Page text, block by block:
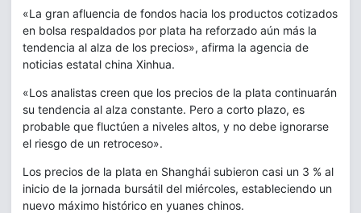
«La gran afluencia de fondos hacia los productos cotizados
en bolsa respaldados por plata ha reforzado aún más la
tendencia al alza de los precios», afirma la agencia de
noticias estatal china Xinhua.
«Los analistas creen que los precios de la plata continuarán
su tendencia al alza constante. Pero a corto plazo, es
probable que fluctúen a niveles altos, y no debe ignorarse
el riesgo de un retroceso».
Los precios de la plata en Shanghái subieron casi un 3 % al
inicio de la jornada bursátil del miércoles, estableciendo un
nuevo máximo histórico en yuanes chinos.